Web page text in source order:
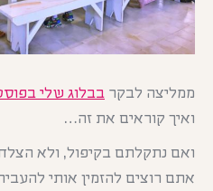
ממליצה לבקר בבלוג שלי
ואיך קוראים את זה…
ואם נתקלתם בקיפול, ולא
אתם רוצים להזמין אותי